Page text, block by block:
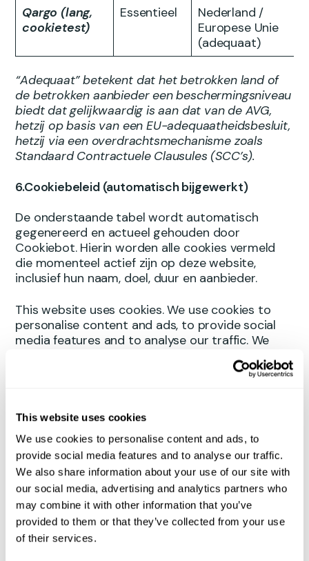
This website uses cookies
We use cookies to personalise content and ads, to
provide social media features and to analyse our traffic.
We also share information about your use of our site with
our social media, advertising and analytics partners who
may combine it with other information that you’ve
provided to them or that they’ve collected from your use
of their services.
Qargo (lang,
cookietest)
Essentieel
Nederland /
Europese Unie
(adequaat)
“Adequaat” betekent dat het betrokken land of
de betrokken aanbieder een beschermingsniveau
biedt dat gelijkwaardig is aan dat van de AVG,
hetzij op basis van een EU-adequaatheidsbesluit,
hetzij via een overdrachtsmechanisme zoals
Standaard Contractuele Clausules (SCC’s).
6.Cookiebeleid (automatisch bijgewerkt)
De onderstaande tabel wordt automatisch
gegenereerd en actueel gehouden door
Cookiebot. Hierin worden alle cookies vermeld
die momenteel actief zijn op deze website,
inclusief hun naam, doel, duur en aanbieder.
This website uses cookies. We use cookies to
personalise content and ads, to provide social
media features and to analyse our traffic. We
with our social media, advertising and analytics
they’ve collected from your use of their services.
Cookies are small text files that can be used by
websites to make a user's experience more
efficient.
The law states that we can store cookies on
your device if they are strictly necessary for the
operation of this site. For all other types of